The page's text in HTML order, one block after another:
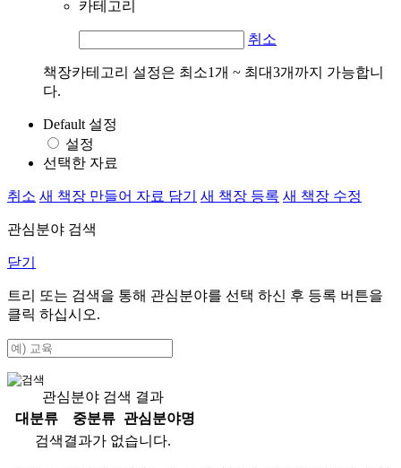
카테고리
취소
책장카테고리 설정은 최소1개 ~ 최대3개까지 가능합니
다.
Default 설정
설정
선택한 자료
취소 새 책장 만들어 자료 담기 새 책장 등록 새 책장 수정
관심분야 검색
닫기
트리 또는 검색을 통해 관심분야를 선택 하신 후 등록 버튼을
클릭 하십시오.
관심분야 검색 결과
대분류
중분류
관심분야명
검색결과가 없습니다.